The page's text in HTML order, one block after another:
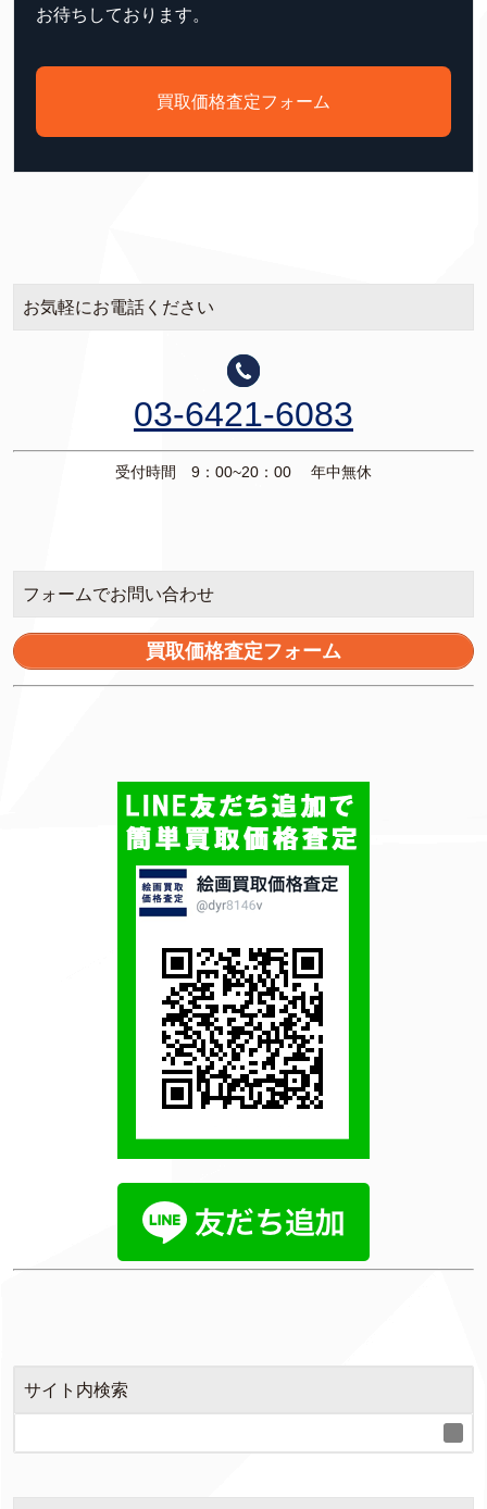
お待ちしております。
買取価格査定フォーム
お気軽にお電話ください
03-6421-6083
受付時間 9：00~20：00 年中無休
フォームでお問い合わせ
買取価格査定フォーム
サイト内検索